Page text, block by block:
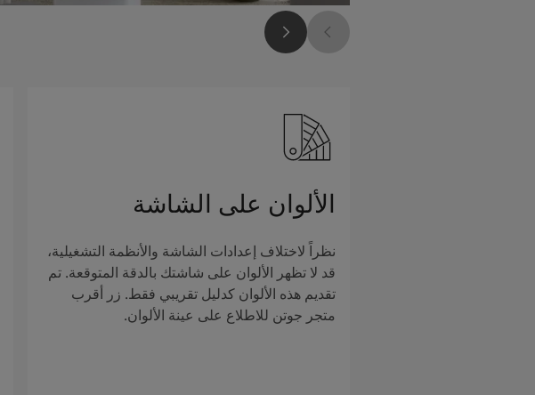
الألوان على الشاشة
نظراً لاختلاف إعدادات الشاشة والأنظمة التشغيلية،
قد لا تظهر الألوان على شاشتك بالدقة المتوقعة. تم
تقديم هذه الألوان كدليل تقريبي فقط. زر أقرب
متجر جوتن للاطلاع على عينة الألوان.